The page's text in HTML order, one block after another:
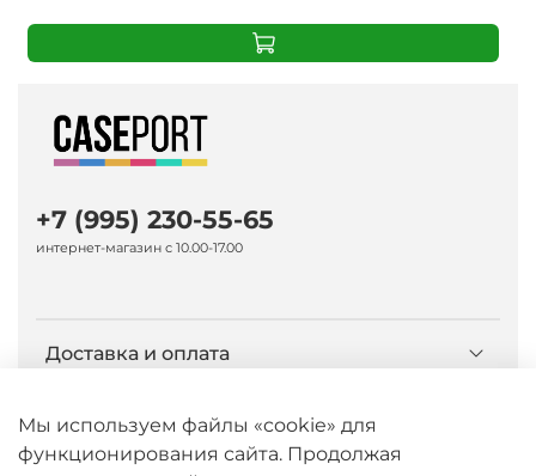
Доставка и оплата
О компании Caseport
+7 (995) 230-55-65
интернет-магазин с 10.00-17.00
Мы используем файлы «cookie» для
функционирования сайта. Продолжая